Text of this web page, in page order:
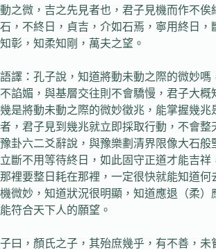
動之微，吉之先見者也，君子見機而作不俟
石，不終日，貞吉，介如石焉，寧用終日，
知彰，知柔知剛，萬夫之望。
語譯：孔子說，知道將動未動之際的微妙嗎
不諂媚，與基層交往則不會驕慢，君子大概
幾是將動未動之際的微妙徵兆，能掌握幾兆
者，君子見到幾兆就立即採取行動，不會整
豫卦六二爻辭說，與豫樂劃清界限像大石般
立斷不用等待終日，如此固守正道才能吉祥
那裡要整日耗在那裡，一定很快就能知道何
機微妙，知道狀況很明顯，知道應退（柔）
能符合天下人的願望。
子曰，顏氏之子，其殆庶幾乎，有不善，未